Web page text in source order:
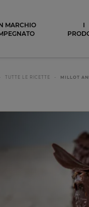
le meilleur du
MARCHIO
I
TUTTE LE RICETTE MILLOT